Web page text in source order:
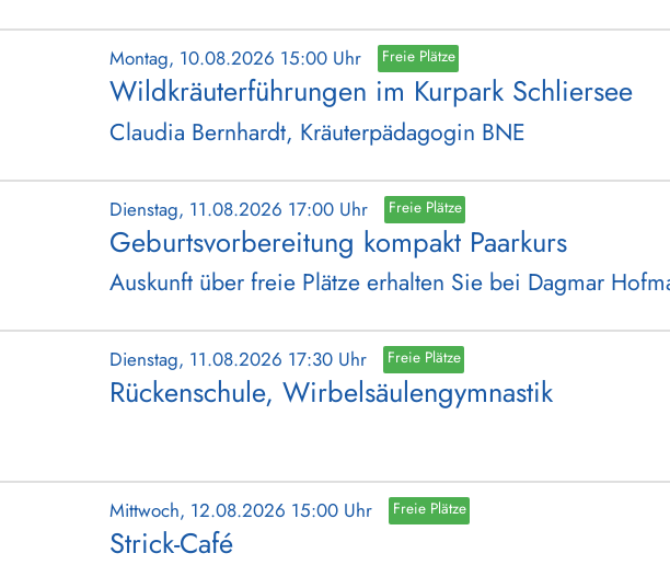
Montag, 10.08.2026 15:00 Uhr Freie Plätze
Wildkräuterführungen im Kurpark Schliersee
Claudia Bernhardt, Kräuterpädagogin BNE
Dienstag, 11.08.2026 17:00 Uhr Freie Plätze
Geburtsvorbereitung kompakt Paarkurs
Auskunft über freie Plätze erhalten Sie bei Dagmar
Dienstag, 11.08.2026 17:30 Uhr Freie Plätze
Rückenschule, Wirbelsäulengymnastik
Mittwoch, 12.08.2026 15:00 Uhr Freie Plätze
Strick-Café